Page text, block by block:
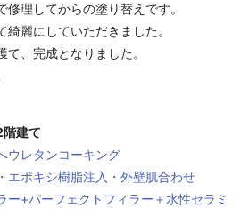
理してからの塗り替えです。
麗にしていただきました。
、完成となりました。
建て
ウレタンコーキング
エポキシ樹脂注入・外壁肌合わせ
ー+パーフェクトフィラー＋水性セラミ